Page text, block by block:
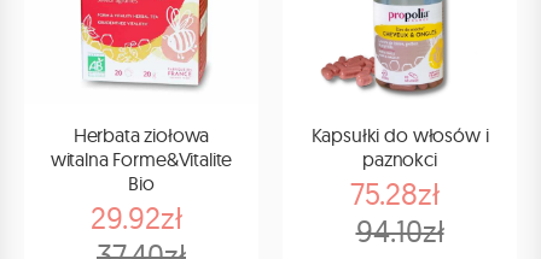
Herbata ziołowa
witalna Forme&Vitalite
Bio
29.92zł
Kapsułki do włosów i
paznokci
75.28zł
94.10zł